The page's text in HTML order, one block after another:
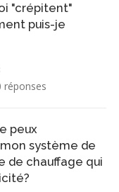
"crépitent"
puis-je
réponses
peux
système de
de chauffage qui